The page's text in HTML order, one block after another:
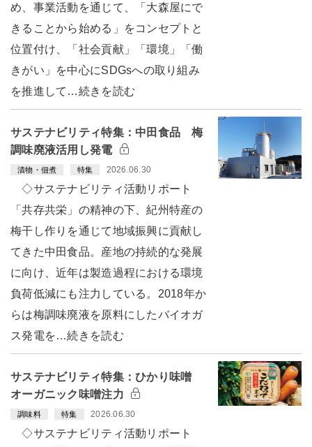
め、事業活動を通じて、「大森屋にで
きることから始める」をコンセプトと
位置付け、「社会貢献」「環境」「働
きがい」を中心にSDGsへの取り組み
を推進して…続きを読む
サステナビリティ特集：中田食品 梅
調味廃液活用し発電
漬物・佃煮 特集 2026.06.30
◇サステナビリティ活動リポート
「共存共栄」の精神の下、紀州特産の
梅干し作りを通じて地域振興に貢献し
てきた中田食品。産地の持続的な発展
に向け、近年は製造過程における環境
負荷低減にも注力している。2018年か
らは梅調味廃液を原料にしたバイオガ
ス発電を…続きを読む
サステナビリティ特集：ひかり味噌
オーガニック味噌注力
調味料 特集 2026.06.30
◇サステナビリティ活動リポート